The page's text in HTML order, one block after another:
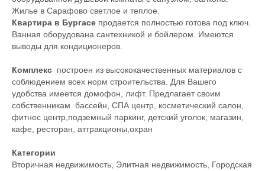
Жилье в Сарафово светлое и теплое.
Квартира в Бургасе продается полностью готова под ключ.
Ванная оборудована сантехникой и бойлером. Имеются
выводы для кондиционеров.
Комплекс построен из высококачественных материалов с
соблюдением всех норм строительства. Для Вашего
удобства имеется домофон, лифт. Предлагает своим
собственникам бассейн, СПА центр, косметический салон,
фитнес центр,подземный паркинг, детский уголок, магазин,
кафе, ресторан, аттракционы,охран
Категории
Вторичная недвижимость, Элитная недвижимость, Городская